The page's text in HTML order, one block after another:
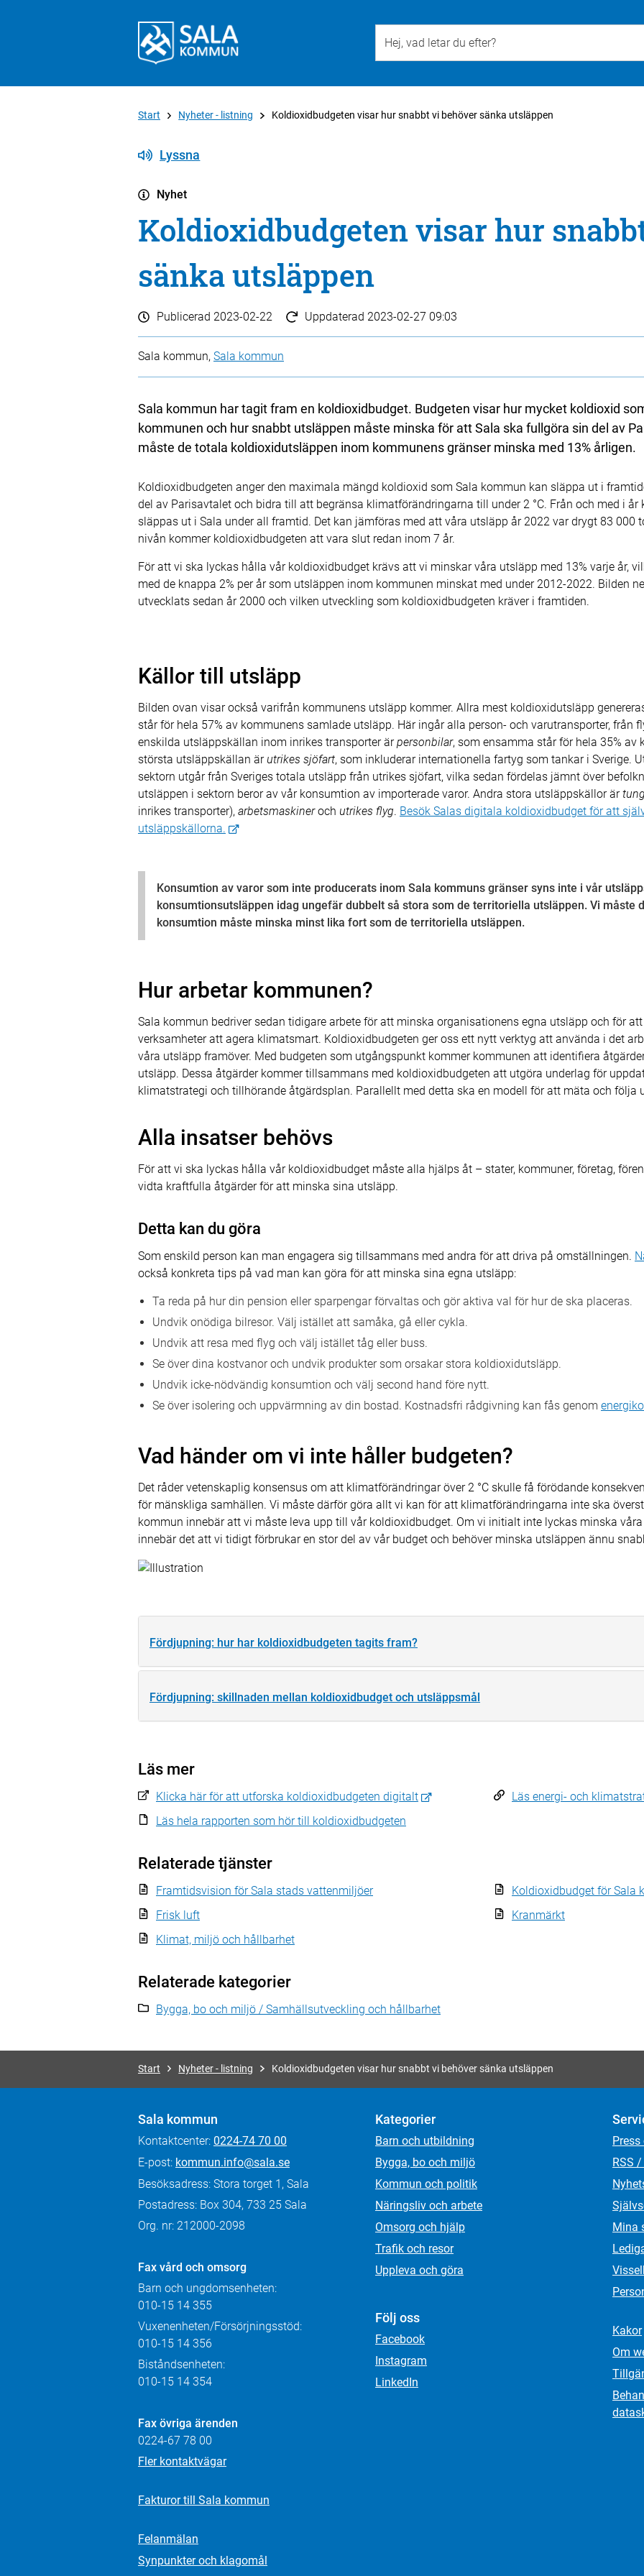
Start Nyheter - listning Koldioxidbudgeten visar hur snabbt vi behöver sänka utsläppen
Lyssna
Nyhet
Koldioxidbudgeten visar hur
sänka utsläppen
Publicerad 2023-02-22 Uppdaterad 2023-02-27 09:03
Sala kommun, Sala kommun
Sala kommun har tagit fram en koldioxidbudget. Budgeten visar hur mycket koldioxid
kommunen och hur snabbt utsläppen måste minska för att Sala ska fullgöra sin del av
måste de totala koldioxidutsläppen inom kommunens gränser minska med 13% årligen.
Koldioxidbudgeten anger den maximala mängd koldioxid som Sala kommun kan släppa ut i
del av Parisavtalet och bidra till att begränsa klimatförändringarna till under 2 °C. Från och med i
släppas ut i Sala under all framtid. Det kan jämföras med att våra utsläpp år 2022 var drygt 83 000
nivån kommer koldioxidbudgeten att vara slut redan inom 7 år.
För att vi ska lyckas hålla vår koldioxidbudget krävs att vi minskar våra utsläpp med 13% varje år,
med de knappa 2% per år som utsläppen inom kommunen minskat med under 2012-2022. Bilden
utvecklats sedan år 2000 och vilken utveckling som koldioxidbudgeten kräver i framtiden.
Källor till utsläpp
Bilden ovan visar också varifrån kommunens utsläpp kommer. Allra mest koldioxidutsläpp
står för hela 57% av kommunens samlade utsläpp. Här ingår alla person- och varutransporter, från
enskilda utsläppskällan inom inrikes transporter ärpersonbilar, som ensamma står för hela 35%
största utsläppskällan är utrikes sjöfart, som inkluderar internationella fartyg som tankar i Sverige.
sektorn utgår från Sveriges totala utsläpp från utrikes sjöfart, vilka sedan fördelas jämnt över
utsläppen i sektorn beror av vår konsumtion av importerade varor. Andra stora utsläppskällor är
inrikes transporter), arbetsmaskineroch utrikes flyg. Besök Salas digitala koldioxidbudget för att
utsläppskällorna.
Konsumtion av varor som inte producerats inom Sala kommuns gränser syns inte i vår
konsumtionsutsläppen idag ungefär dubbelt så stora som de territoriella utsläppen. Vi måste
konsumtion måste minska minst lika fort som de territoriella utsläppen.
Hur arbetar kommunen?
Sala kommun bedriver sedan tidigare arbete för att minska organisationens egna utsläpp och för
verksamheter att agera klimatsmart. Koldioxidbudgeten ger oss ett nytt verktyg att använda i det
våra utsläpp framöver. Med budgeten som utgångspunkt kommer kommunen att identifiera
utsläpp. Dessa åtgärder kommer tillsammans med koldioxidbudgeten att utgöra underlag för
klimatstrategi och tillhörande åtgärdsplan. Parallellt med detta ska en modell för att mäta och följa
Alla insatser behövs
För att vi ska lyckas hålla vår koldioxidbudget måste alla hjälps åt – stater, kommuner, företag,
vidta kraftfulla åtgärder för att minska sina utsläpp.
Detta kan du göra
Som enskild person kan man engagera sig tillsammans med andra för att driva på omställningen.
också konkreta tips på vad man kan göra för att minska sina egna utsläpp:
Ta reda på hur din pension eller sparpengar förvaltas och gör aktiva val för hur de ska placeras.
Undvik onödiga bilresor. Välj istället att samåka, gå eller cykla.
Undvik att resa med flyg och välj istället tåg eller buss.
Se över dina kostvanor och undvik produkter som orsakar stora koldioxidutsläpp.
Undvik icke-nödvändig konsumtion och välj second hand före nytt.
Se över isolering och uppvärmning av din bostad. Kostnadsfri rådgivning kan fås genom
Vad händer om vi inte håller budgeten?
Det råder vetenskaplig konsensus om att klimatförändringar över 2 °C skulle få förödande
för mänskliga samhällen. Vi måste därför göra allt vi kan för att klimatförändringarna inte ska
kommun innebär att vi måste leva upp till vår koldioxidbudget. Om vi initialt inte lyckas minska
innebär det att vi tidigt förbrukar en stor del av vår budget och behöver minska utsläppen ännu
Fördjupning: hur har koldioxidbudgeten tagits fram?
Fördjupning: skillnaden mellan koldioxidbudget och utsläppsmål
Läs mer
Klicka här för att utforska koldioxidbudgeten digitalt
Läs hela rapporten som hör till koldioxidbudgeten
Läs energi- och
Relaterade tjänster
Framtidsvision för Sala stads vattenmiljöer
Frisk luft
Klimat, miljö och hållbarhet
Koldioxidbudget för Sala
Kranmärkt
Relaterade kategorier
Bygga, bo och miljö / Samhällsutveckling och hållbarhet
Start Nyheter - listning Koldioxidbudgeten visar hur snabbt vi behöver sänka utsläppen
Sala kommun
Kontaktcenter: 0224-74 70 00
E-post: kommun.info@sala.se
Besöksadress: Stora torget 1, Sala
Postadress: Box 304, 733 25 Sala
Org. nr: 212000-2098
Fax vård och omsorg
Barn och ungdomsenheten:
010-15 14 355
Vuxenenheten/Försörjningsstöd:
010-15 14 356
Biståndsenheten:
010-15 14 354
Fax övriga ärenden
0224-67 78 00
Fler kontaktvägar
Fakturor till Sala kommun
Felanmälan
Synpunkter och klagomål
Kategorier
Barn och utbildning
Bygga, bo och miljö
Kommun och politik
Näringsliv och arbete
Omsorg och hjälp
Trafik och resor
Uppleva och göra
Följ oss
Facebook
Instagram
LinkedIn
RSS
Mina
Kakor
Om